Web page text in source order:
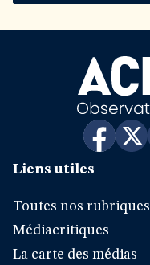
Liens utiles
Toutes nos rubriques
Médiacritiques
La carte des médias